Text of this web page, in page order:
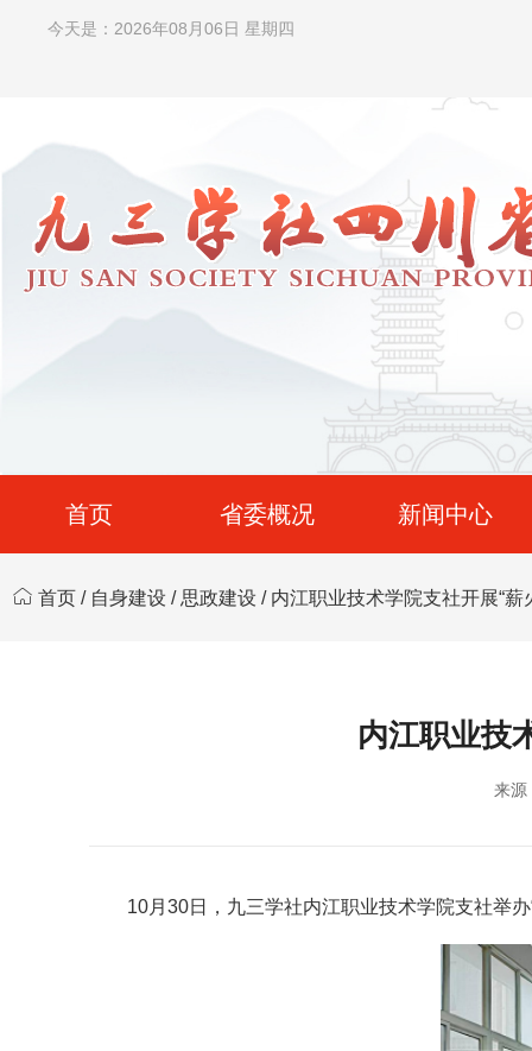
今天是：2026年08月06日 星期四
首页 省委概况 新闻中心
首页 / 自身建设 / 思政建设 / 内江职业技术学院支社开展“薪
内江职业技
来源
10月30日，九三学社内江职业技术学院支社举